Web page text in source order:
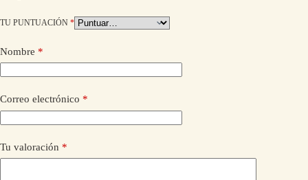
TU PUNTUACIÓN *
Nombre *
Correo electrónico *
Tu valoración *